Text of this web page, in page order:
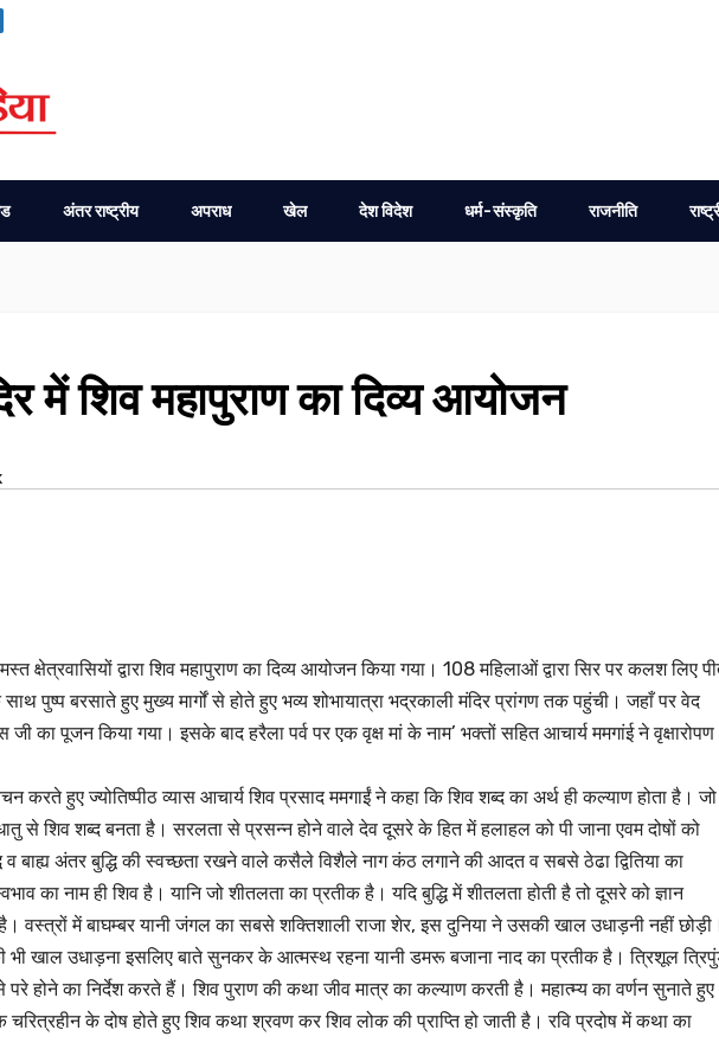
अंतर राष्ट्रीय अपराध खेल देश विदेश धर्म-संस्कृति राजनीति
में शिव महापुराण का दिव्य आयोजन
क्षेत्रवासियों द्वारा शिव महापुराण का दिव्य आयोजन किया गया। 108 महिलाओं द्वारा सिर पर कलश लिए
पुष्प बरसाते हुए मुख्य मार्गों से होते हुए भव्य शोभायात्रा भद्रकाली मंदिर प्रांगण तक पहुंची। जहाँ पर वेद
का पूजन किया गया। इसके बाद हरैला पर्व पर एक वृक्ष मां के नाम’ भक्तों सहित आचार्य ममगांई ने वृक्षारोपण
हुए ज्योतिष्पीठ व्यास आचार्य शिव प्रसाद ममगाईं ने कहा कि शिव शब्द का अर्थ ही कल्याण होता है। जो
से शिव शब्द बनता है। सरलता से प्रसन्न होने वाले देव दूसरे के हित में हलाहल को पी जाना एवम दोषों को
बाह्य अंतर बुद्धि की स्वच्छता रखने वाले कसैले विशैले नाग कंठ लगाने की आदत व सबसे ठेढा द्वितिया का
का नाम ही शिव है। यानि जो शीतलता का प्रतीक है। यदि बुद्धि में शीतलता होती है तो दूसरे को ज्ञान
वस्त्रों में बाघम्बर यानी जंगल का सबसे शक्तिशाली राजा शेर, इस दुनिया ने उसकी खाल उधाड़नी नहीं छोड़ी।
भी खाल उधाड़ना इसलिए बाते सुनकर के आत्मस्थ रहना यानी डमरू बजाना नाद का प्रतीक है। त्रिशूल
परे होने का निर्देश करते हैं। शिव पुराण की कथा जीव मात्र का कल्याण करती है। महात्म्य का वर्णन सुनाते हुए
के दोष होते हुए शिव कथा श्रवण कर शिव लोक की प्राप्ति हो जाती है। रवि प्रदोष में कथा का